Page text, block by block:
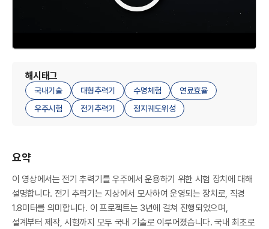
R
해시태그
국내기술 대형추력기 수명체험
연료효율
우주시험
전기추력기 정지궤도위성
요약
이 영상에서는 전기 추력기를 우주에서 운용하기 위한 시험 장치에 대해
설명합니다. 전기 추력기는 지상에서 모사하여 운영되는 장치로, 직경
1.8미터를 의미합니다. 이 프로젝트는 3년에 걸쳐 진행되었으며,
설계부터 제작, 시험까지 모두 국내 기술로 이루어졌습니다. 국내 최초로